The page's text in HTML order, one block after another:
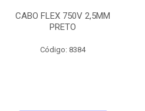
CABO FLEX 750V 2,5MM
PRETO
Código: 8384